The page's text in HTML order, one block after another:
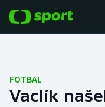
Fotbal
Hokej
FOTBAL
Vaclík